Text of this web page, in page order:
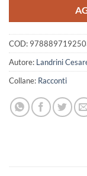
COD:
Autore: Landrini
Collane: Racconti